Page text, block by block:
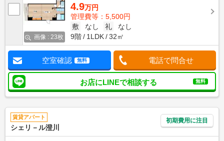
画像 : 23枚
4.9万円
管理費等：5,500円
敷
なし 礼
なし
9階
1LDK 32㎡
空室確認 無料 電話で問合せ
お店にLINEで相談する 無料
賃貸アパート
シェリ－ル澄川
初期費用に注目